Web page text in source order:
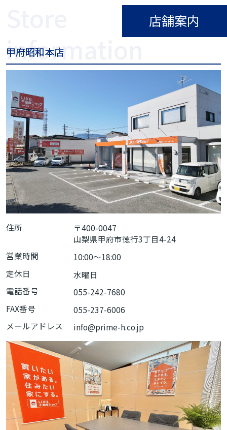
店舗案内
甲府昭和本店
住所
〒400-0047
山梨県甲府市徳行3丁目4-24
営業時間 10:00〜18:00
定休日 水曜日
電話番号 055-242-7680
FAX番号 055-237-6006
メールアドレス info@prime-h.co.jp